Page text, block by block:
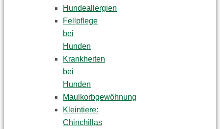
Hundeallergien
Fellpflege
bei
Hunden
Krankheiten
bei
Hunden
Maulkorbgewöhnung
Kleintiere:
Chinchillas